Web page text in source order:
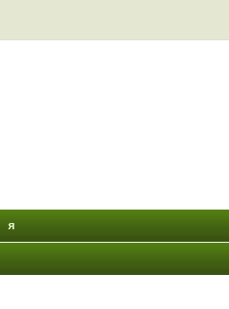
я